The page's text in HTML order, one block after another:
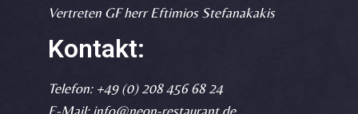
Vertreten GF herr Eftimios Stefanakakis
Kontakt:
Telefon: +49 (0) 208 456 68 24
E-Mail: info@neon-restaurant.de